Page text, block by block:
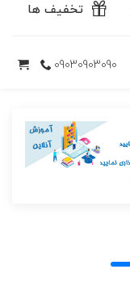
تخفیف ها
09030903090